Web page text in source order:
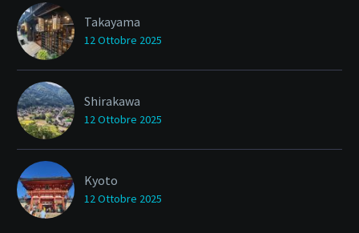
Takayama
12 Ottobre 2025
Shirakawa
12 Ottobre 2025
Kyoto
12 Ottobre 2025